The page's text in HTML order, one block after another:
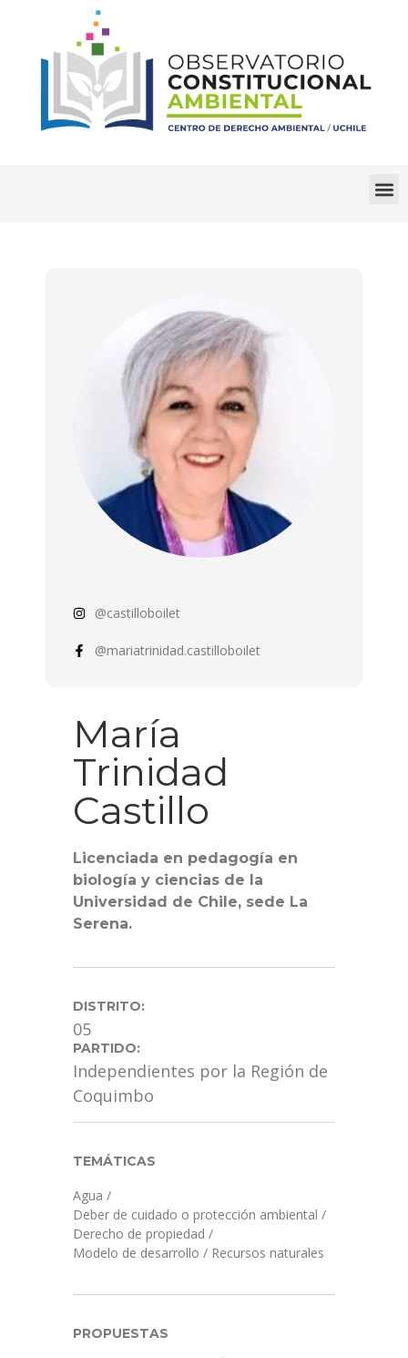
@castilloboilet
@mariatrinidad.castilloboilet
María
Trinidad
Castillo
Licenciada en pedagogía en
biología y ciencias de la
Universidad de Chile, sede La
Serena.
DISTRITO:
05
PARTIDO:
Independientes por la Región de
Coquimbo
TEMÁTICAS
Agua /
Deber de cuidado o protección ambiental /
Derecho de propiedad /
Modelo de desarrollo / Recursos naturales
PROPUESTAS